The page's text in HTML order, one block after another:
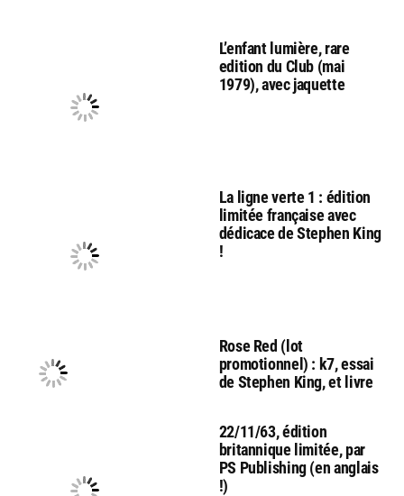
L’enfant lumière, rare
edition du Club (mai
1979), avec jaquette
La ligne verte 1 : édition
limitée française avec
dédicace de Stephen King
!
Rose Red (lot
promotionnel) : k7, essai
de Stephen King, et livre
22/11/63, édition
britannique limitée, par
PS Publishing (en anglais
!)